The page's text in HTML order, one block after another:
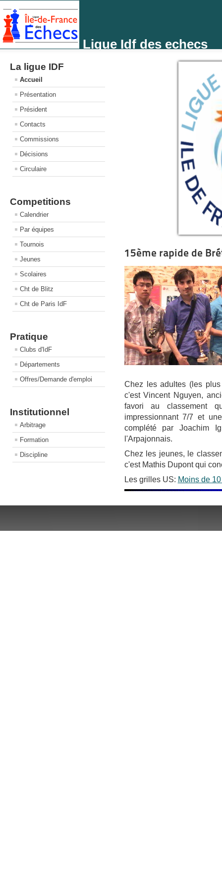
Ligue Idf des echecs
La ligue IDF
Accueil
Présentation
Président
Contacts
Commissions
Décisions
Circulaire
Competitions
Calendrier
Par équipes
Tournois
Jeunes
Scolaires
Cht de Blitz
Cht de Paris IdF
Pratique
Clubs d'IdF
Départements
Offres/Demande d'emploi
Institutionnel
Arbitrage
Formation
Discipline
15ème rapide de
Chez les adultes (les
c'est Vincent Nguyen,
favori au classement
impressionnant 7/7 et
complété par Joachim
l'Arpajonnais.
Chez les jeunes, le
c'est Mathis Dupont qui
Les grilles US: Moins de